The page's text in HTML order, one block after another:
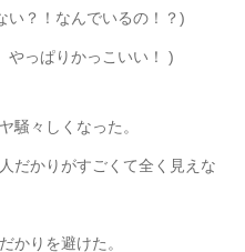
い？！なんでいるの！？)
やっぱりかっこいい！ )
騒々しくなった。
だかりがすごくて全く見えな
かりを避けた。